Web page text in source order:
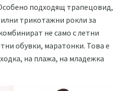
подходящ трапецовид,
трикотажни рокли за
не само с летни
обувки, маратонки. Това е
на плажа, на младежка